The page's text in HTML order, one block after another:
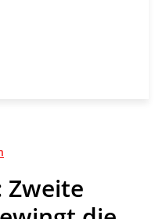
Zweite